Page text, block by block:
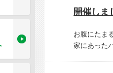
お腹にたま
家にあった